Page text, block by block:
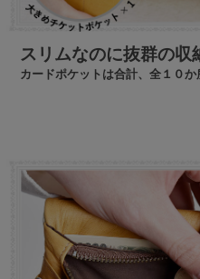
スリムなのに抜群の収
カードポケットは合計、全１０か